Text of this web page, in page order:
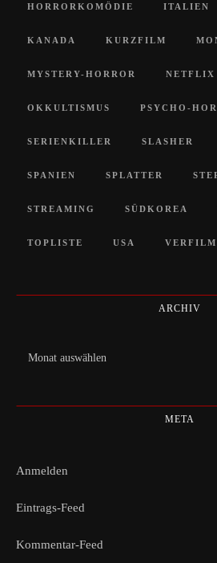
HORRORKOMÖDIE ITALIEN
KANADA KURZFILM
MYSTERY-HORROR NETFLIX
OKKULTISMUS PSYCHO-
SERIENKILLER SLASHER
SPANIEN SPLATTER
STREAMING SÜDKOREA
TOPLISTE USA
ARCHIV
Archiv
META
Anmelden
Eintrags-Feed
Kommentar-Feed